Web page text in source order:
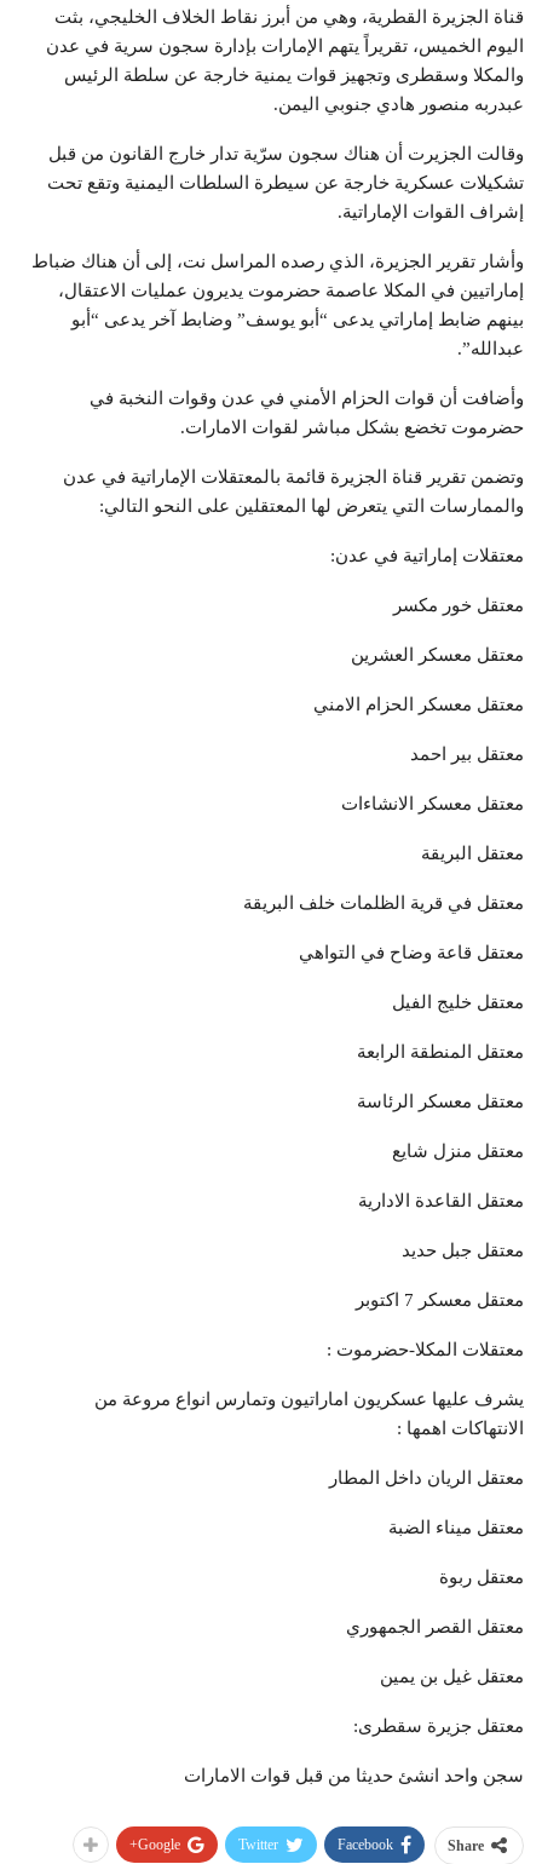
قناة الجزيرة القطرية، وهي من أبرز نقاط الخلاف الخليجي، بثت
اليوم الخميس، تقريراً يتهم الإمارات بإدارة سجون سرية في عدن
والمكلا وسقطرى وتجهيز قوات يمنية خارجة عن سلطة الرئيس
عبدربه منصور هادي جنوبي اليمن.
وقالت الجزيرت أن هناك سجون سرّية تدار خارج القانون من قبل
تشكيلات عسكرية خارجة عن سيطرة السلطات اليمنية وتقع تحت
إشراف القوات الإماراتية.
وأشار تقرير الجزيرة، الذي رصده المراسل نت، إلى أن هناك ضباط
إماراتيين في المكلا عاصمة حضرموت يديرون عمليات الاعتقال،
بينهم ضابط إماراتي يدعى “أبو يوسف” وضابط آخر يدعى “أبو
عبدالله”.
وأضافت أن قوات الحزام الأمني في عدن وقوات النخبة في
حضرموت تخضع بشكل مباشر لقوات الامارات.
وتضمن تقرير قناة الجزيرة قائمة بالمعتقلات الإماراتية في عدن
والممارسات التي يتعرض لها المعتقلين على النحو التالي:
معتقلات إماراتية في عدن:
معتقل خور مكسر
معتقل معسكر العشرين
معتقل معسكر الحزام الامني
معتقل بير احمد
معتقل معسكر الانشاءات
معتقل البريقة
معتقل في قرية الظلمات خلف البريقة
معتقل قاعة وضاح في التواهي
معتقل خليج الفيل
معتقل المنطقة الرابعة
معتقل معسكر الرئاسة
معتقل منزل شايع
معتقل القاعدة الادارية
معتقل جبل حديد
معتقل معسكر 7 اكتوبر
معتقلات المكلا-حضرموت :
يشرف عليها عسكريون اماراتيون وتمارس انواع مروعة من
الانتهاكات اهمها :
معتقل الريان داخل المطار
معتقل ميناء الضبة
معتقل ربوة
معتقل القصر الجمهوري
معتقل غيل بن يمين
معتقل جزيرة سقطرى:
سجن واحد انشئ حديثا من قبل قوات الامارات
Share
Facebook
Twitter
Google+